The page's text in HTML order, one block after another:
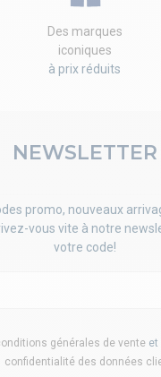
Des marques
iconiques
à prix réduits
NEWSLETTER
promo, nouveaux
vous vite à notre
votre code!
générales de vente et
confidentialité des données